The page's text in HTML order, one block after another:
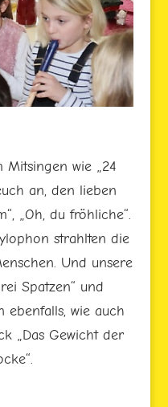
wie „24
an, den lieben
„Oh, du fröhliche“.
strahlten die
Und unsere
Spatzen“ und
ebenfalls, wie auch
„Das Gewicht der